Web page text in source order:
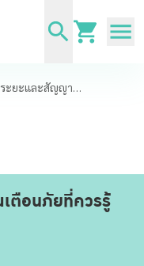
ปัจจัยเสี่ยง ระยะและสัญญาณเตือนภัยที่ควรรู้ ของมะเร็งเต้านม
ตือนภัยที่ควรรู้